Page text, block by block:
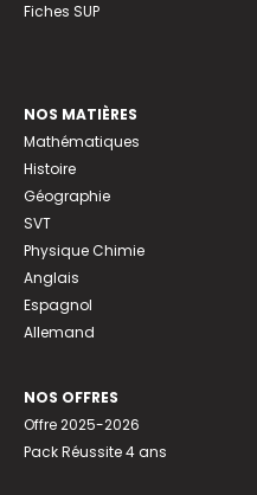
Fiches SUP
NOS MATIÈRES
Mathématiques
Histoire
Géographie
SVT
Physique Chimie
Anglais
Espagnol
Allemand
NOS OFFRES
Offre 2025-2026
Pack Réussite 4 ans